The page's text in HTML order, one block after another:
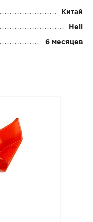
Китай
Heli
6 месяцев